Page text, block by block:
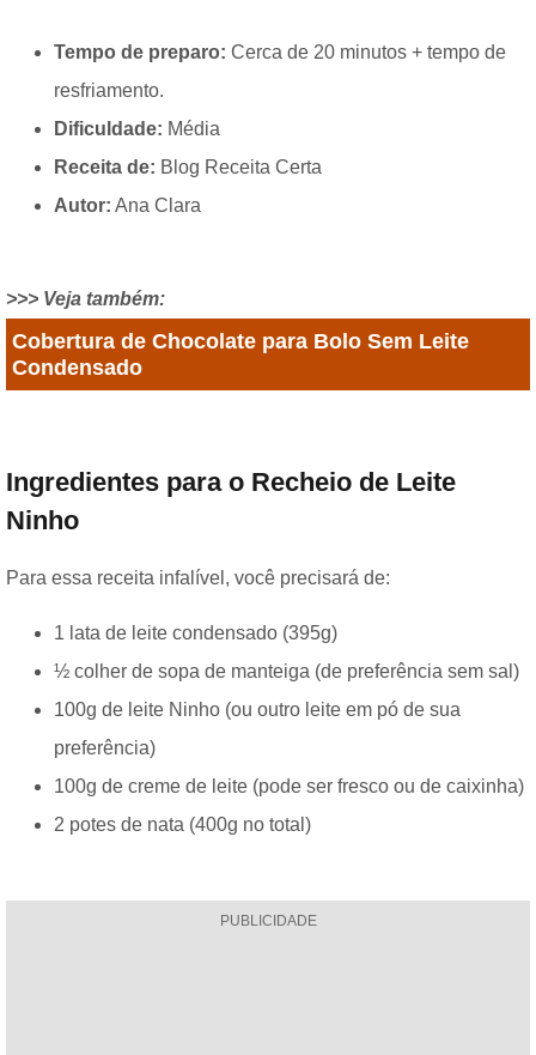
Tempo de preparo: Cerca de 20 minutos + tempo de
resfriamento.
Dificuldade: Média
Receita de: Blog Receita Certa
Autor: Ana Clara
>>> Veja também:
Cobertura de Chocolate para Bolo Sem Leite
Condensado
Ingredientes para o Recheio de Leite
Ninho
Para essa receita infalível, você precisará de:
1 lata de leite condensado (395g)
½ colher de sopa de manteiga (de preferência sem sal)
100g de leite Ninho (ou outro leite em pó de sua
preferência)
100g de creme de leite (pode ser fresco ou de caixinha)
2 potes de nata (400g no total)
PUBLICIDADE